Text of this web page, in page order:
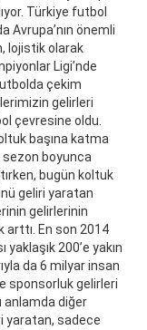
Türkiye futbol
Avrupa’nın önemli
lojistik olarak
Ligi’nde
çekim
gelirleri
çevresine oldu.
başına katma
sezon boyunca
bugün koltuk
geliri yaratan
gelirlerinin
arttı. En son 2014
yaklaşık 200’e yakın
da 6 milyar insan
sponsorluk gelirleri
anlamda diğer
yaratan, sadece